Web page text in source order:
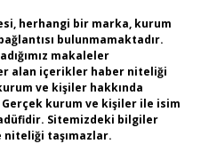
herhangi bir marka, kurum
bulunmamaktadır.
makaleler
alan içerikler haber niteliği
ve kişiler hakkında
Gerçek kurum ve kişiler ile isim
Sitemizdeki bilgiler
taşımazlar.